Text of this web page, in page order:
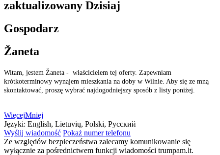
zaktualizowany Dzisiaj
Gospodarz
Žaneta
Witam, jestem Žaneta - właścicielem tej oferty. Zapewniam
krótkoterminowy wynajem mieszkania na doby w Wilnie. Aby się ze mną
skontaktować, proszę wybrać najdogodniejszy sposób z listy poniżej.
WięcejMniej
Języki: English, Lietuvių, Polski, Русский
Wyślij wiadomość Pokaż numer telefonu
Ze względów bezpieczeństwa zalecamy komunikowanie się
wyłącznie za pośrednictwem funkcji wiadomości trumpam.lt.